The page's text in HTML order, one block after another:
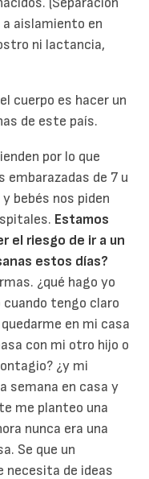
aislamiento en
ni lactancia,
cuerpo es hacer un
de este país.
por lo que
embarazadas de 7 u
bebés nos piden
Estamos
el riesgo de ir a un
estos días?
¿qué hago yo
tengo claro
en mi casa
con mi otro hijo o
¿y mi
semana en casa y
me planteo una
nunca era una
Se que un
de ideas